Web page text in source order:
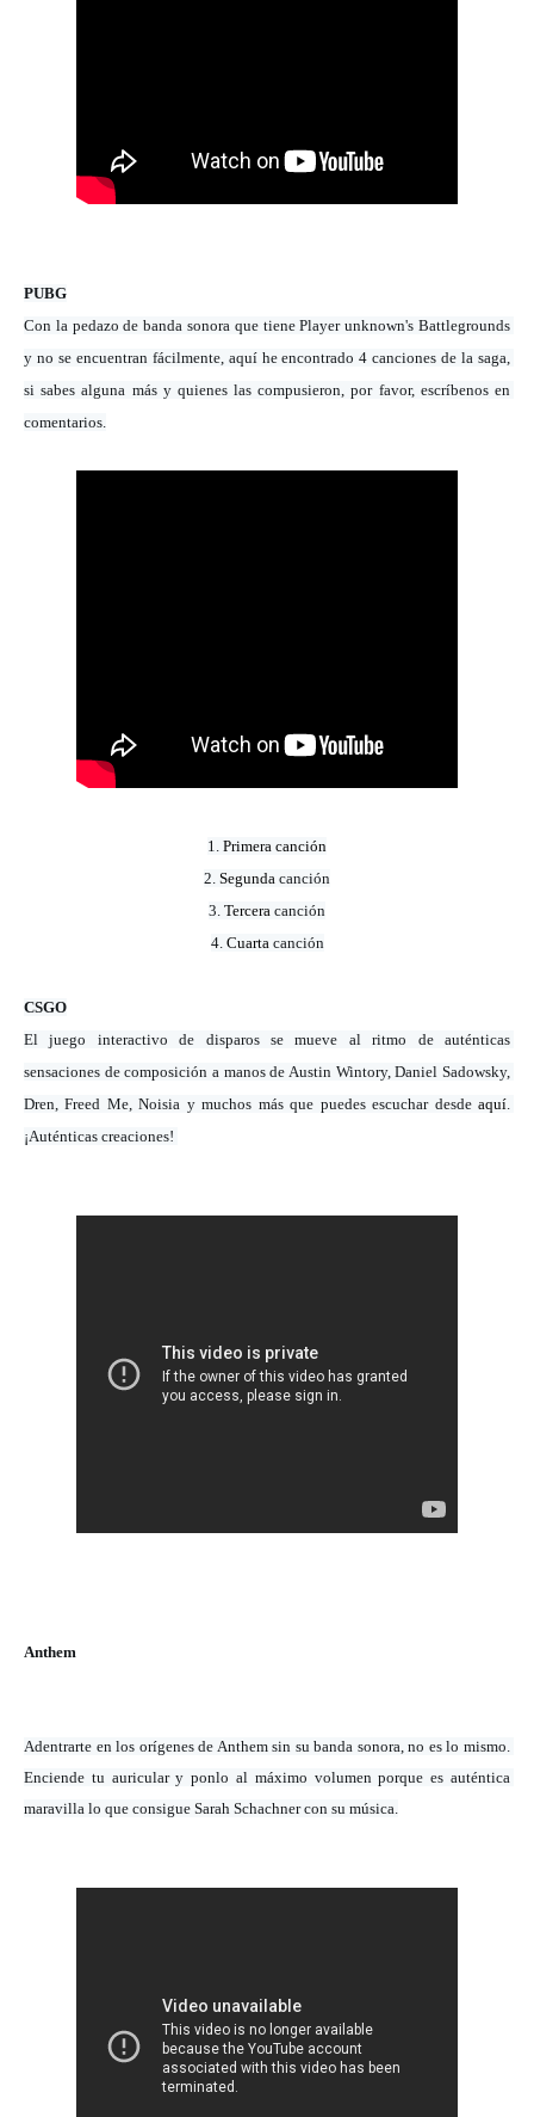
PUBG
Con la pedazo de banda sonora que tiene Player unknown's Battlegrounds
y no se encuentran fácilmente, aquí he encontrado 4 canciones de la saga,
si sabes alguna más y quienes las compusieron, por favor, escríbenos en
comentarios.
1. Primera canción
2. Segunda canción
3. Tercera canción
4. Cuarta canción
CSGO
El juego interactivo de disparos se mueve al ritmo de auténticas
sensaciones de composición a manos de Austin Wintory, Daniel Sadowsky,
Dren, Freed Me, Noisia y muchos más que puedes escuchar desde aquí.
¡Auténticas creaciones!
Anthem
Adentrarte en los orígenes de Anthem sin su banda sonora, no es lo mismo.
Enciende tu auricular y ponlo al máximo volumen porque es auténtica
maravilla lo que consigue Sarah Schachner con su música.